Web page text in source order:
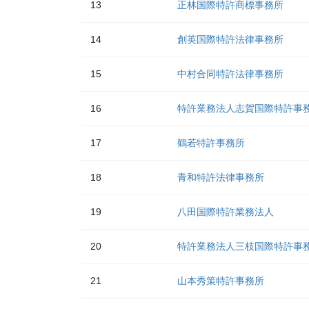
13 正林国際特許商標事務所
14 創英国際特許法律事務所
15 中村合同特許法律事務所
16 特許業務法人志賀国際特許事
17 鶴若特許事務所
18 青和特許法律事務所
19 八田国際特許業務法人
20 特許業務法人三枝国際特許事
21 山本秀策特許事務所